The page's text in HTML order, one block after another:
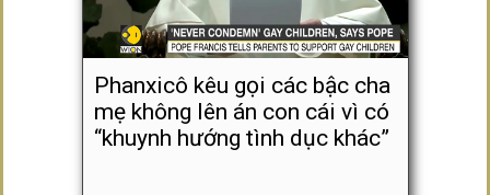
Phanxicô kêu gọi các bậc cha
mẹ không lên án con cái vì có
“khuynh hướng tình dục khác”